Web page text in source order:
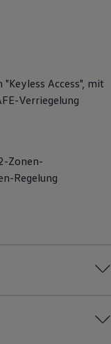
Access", mit
Verriegelung
Zonen-
Regelung